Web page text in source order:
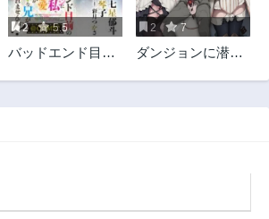
6ヶ月前
第86話
8ヶ月前
第84話
2 5.5
バッドエンド目前
恋愛するつもりが
2 7
ダンジョンに潜む
る